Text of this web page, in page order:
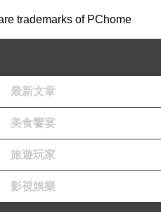
trademarks of PChome
最新文章
美食饗宴
旅遊玩家
影視娛樂